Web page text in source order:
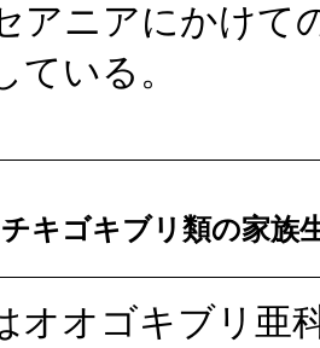
アニアにかけて
ている。
キゴキブリ類の家族
オゴキブリ亜